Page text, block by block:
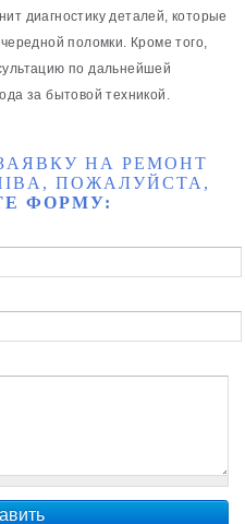
диагностику деталей, которые
поломки. Кроме того,
по дальнейшей
за бытовой техникой.
НА РЕМОНТ
ПОЖАЛУЙСТА,
ФОРМУ: